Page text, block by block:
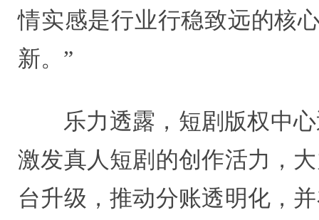
情实感是行业行稳致远的核
新。”
乐力透露，短剧版权中
激发真人短剧的创作活力，
台升级，推动分账透明化，